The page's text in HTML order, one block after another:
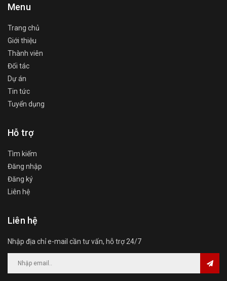
Menu
Trang chủ
Giới thiệu
Thành viên
Đối tác
Dự án
Tin tức
Tuyển dụng
Hỗ trợ
Tìm kiếm
Đăng nhập
Đăng ký
Liên hệ
Liên hệ
Nhập địa chỉ e-mail cần tư vấn, hỗ trợ 24/7